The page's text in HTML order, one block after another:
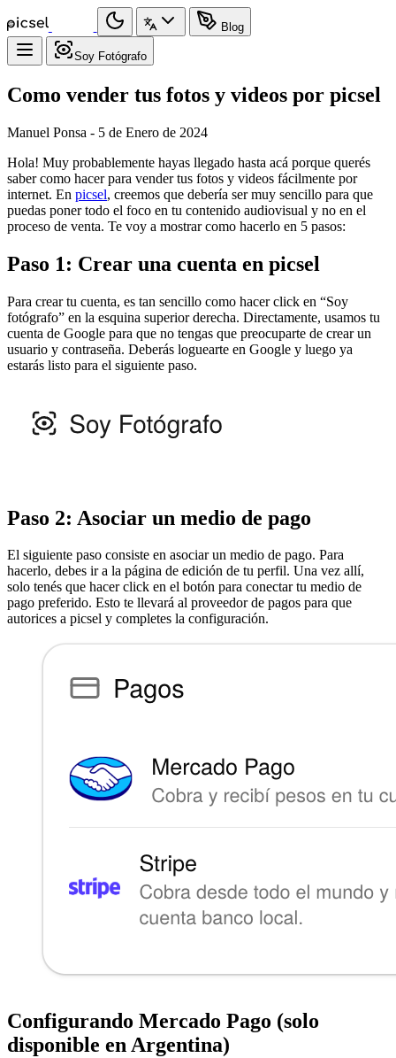
Blog
Soy Fotógrafo
Como vender tus fotos y videos por picsel
Manuel Ponsa - 5 de Enero de 2024
Hola! Muy probablemente hayas llegado hasta acá porque querés
saber como hacer para vender tus fotos y videos fácilmente por
internet. En picsel, creemos que debería ser muy sencillo para que
puedas poner todo el foco en tu contenido audiovisual y no en el
proceso de venta. Te voy a mostrar como hacerlo en 5 pasos:
Paso 1: Crear una cuenta en picsel
Para crear tu cuenta, es tan sencillo como hacer click en “Soy
fotógrafo” en la esquina superior derecha. Directamente, usamos tu
cuenta de Google para que no tengas que preocuparte de crear un
usuario y contraseña. Deberás loguearte en Google y luego ya
estarás listo para el siguiente paso.
Paso 2: Asociar un medio de pago
El siguiente paso consiste en asociar un medio de pago. Para
hacerlo, debes ir a la página de edición de tu perfil. Una vez allí,
solo tenés que hacer click en el botón para conectar tu medio de
pago preferido. Esto te llevará al proveedor de pagos para que
autorices a picsel y completes la configuración.
Configurando Mercado Pago (solo
disponible en Argentina)